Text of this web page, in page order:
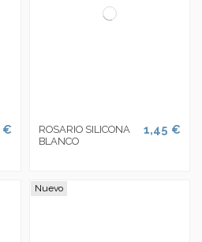
€
ROSARIO SILICONA
BLANCO
1,45 €
Nuevo